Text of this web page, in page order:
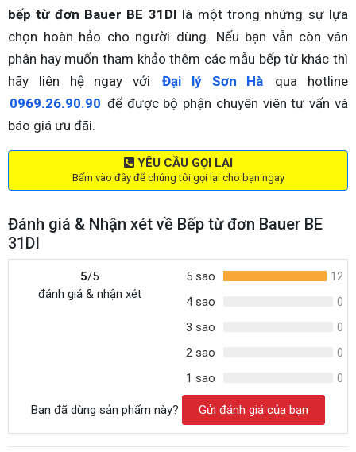
bếp từ đơn Bauer BE 31DI là một trong những sự lựa
chọn hoàn hảo cho người dùng. Nếu bạn vẫn còn vân
phân hay muốn tham khảo thêm các mẫu bếp từ khác thì
hãy liên hệ ngay với Đại lý Sơn Hà
qua hotline
0969.26.90.90 để được bộ phận chuyên viên tư vấn và
báo giá ưu đãi.
YÊU CẦU GỌI LẠI
Bấm vào đây để chúng tôi gọi lại cho bạn ngay
Đánh giá & Nhận xét về Bếp từ đơn Bauer BE
31DI
5/5
đánh giá & nhận xét
5 sao
12
4 sao
0
3 sao
0
2 sao
0
1 sao
0
Bạn đã dùng sản phẩm này? Gửi đánh giá của bạn